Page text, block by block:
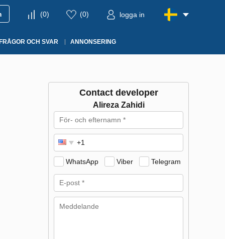
(0) (0) logga in
OCH SVAR ANNONSERING
Contact developer
Alireza Zahidi
WhatsApp Viber Telegram